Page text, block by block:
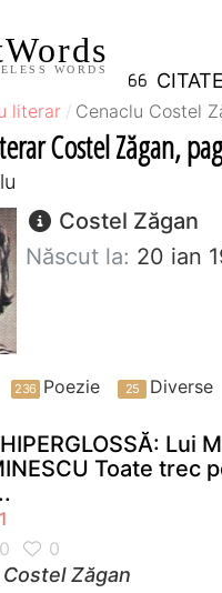
WORDS
literar Cenaclu Costel
Costel Zăgan,
Costel Zăgan
Născut la: 20 ian
Poezie Diverse
HIPERGLOSSĂ: Lui
Toate trec
Costel Zăgan